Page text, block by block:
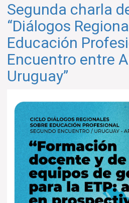
VOCACIONAL
2026
Segunda charla
“Diálogos
Educación
Encuentro entre
Uruguay”